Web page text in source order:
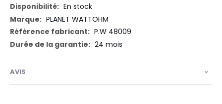
En stock
PLANET WATTOHM
P.W 48009
24 mois
AVIS